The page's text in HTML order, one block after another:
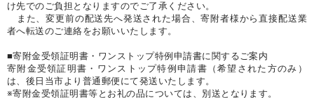
け先でのご負担となりますのでご了承ください。
また、変更前の配送先へ発送された場合、寄附者様から直接配送業
者へ転送のご連絡をお願いいたします。
■寄附金受領証明書・ワンストップ特例申請書に関するご案内
寄附金受領証明書・ワンストップ特例申請書（希望された方のみ）
は、後日当市より普通郵便にて発送いたします。
※寄附金受領証明書等とお礼の品については、別送となります。